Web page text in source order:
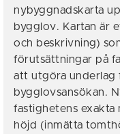
nybyggnadskarta
bygglov. Kartan är
och beskrivning)
förutsättningar på
att utgöra underlag
bygglovsansökan.
fastighetens exakta
höjd (inmätta